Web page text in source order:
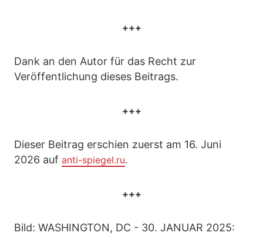
+++
Dank an den Autor für das Recht zur
Veröffentlichung dieses Beitrags.
+++
Dieser Beitrag erschien zuerst am 16. Juni
2026 auf anti-spiegel.ru.
+++
Bild: WASHINGTON, DC - 30. JANUAR 2025: